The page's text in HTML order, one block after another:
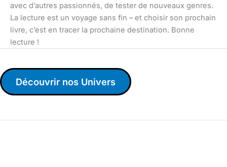
avec d’autres passionnés, de tester de nouveaux genres.
La lecture est un voyage sans fin – et choisir son prochain
livre, c’est en tracer la prochaine destination. Bonne
lecture !
Découvrir nos Univers